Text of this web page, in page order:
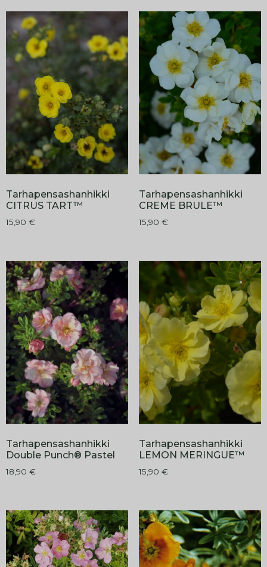
Tarhapensashanhikki
CITRUS TART™
15,90 €
Tarhapensashanhikki
CREME BRULE™
15,90 €
Tarhapensashanhikki
Double Punch® Pastel
18,90 €
Tarhapensashanhikki
LEMON MERINGUE™
15,90 €